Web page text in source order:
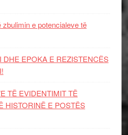
e potencialeve të
DHE EPOKA E REZISTENCЁS
TË EVIDENTIMIT TË
HISTORINË E POSTËS